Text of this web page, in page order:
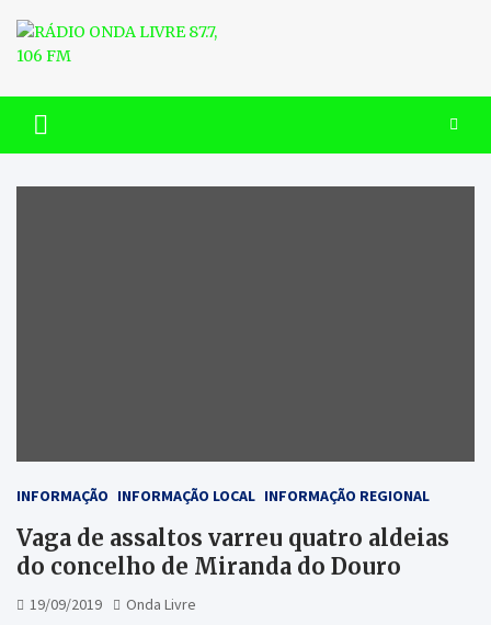
content
RÁDIO ONDA LIVRE 87.7, 106
FM
INFORMAÇÃO INFORMAÇÃO LOCAL INFORMAÇÃO REGIONAL
Vaga de assaltos varreu quatro aldeias
do concelho de Miranda do Douro
19/09/2019 Onda Livre